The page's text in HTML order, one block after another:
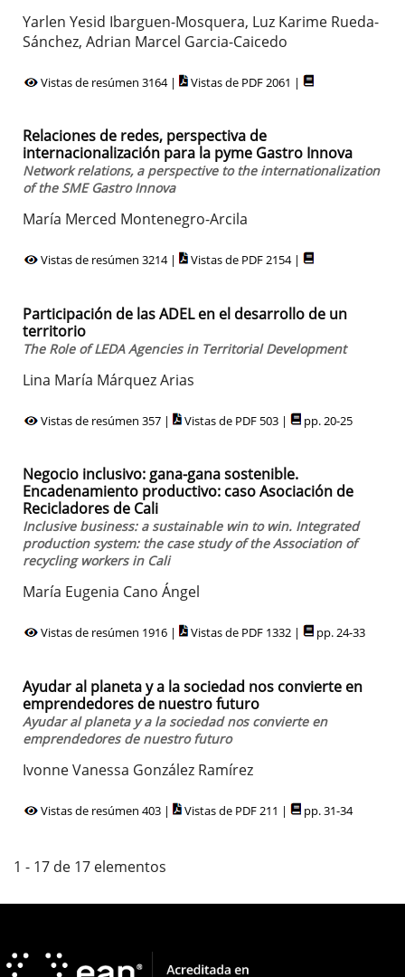
Yarlen Yesid Ibarguen-Mosquera, Luz Karime Rueda-
Sánchez, Adrian Marcel Garcia-Caicedo
Vistas de resúmen 3164 | Vistas de PDF 2061 |
Relaciones de redes, perspectiva de
internacionalización para la pyme Gastro Innova
Network relations, a perspective to the internationalization
of the SME Gastro Innova
María Merced Montenegro-Arcila
Vistas de resúmen 3214 | Vistas de PDF 2154 |
Participación de las ADEL en el desarrollo de un
territorio
The Role of LEDA Agencies in Territorial Development
Lina María Márquez Arias
Vistas de resúmen 357 | Vistas de PDF 503 | pp. 20-25
Negocio inclusivo: gana-gana sostenible.
Encadenamiento productivo: caso Asociación de
Recicladores de Cali
Inclusive business: a sustainable win to win. Integrated
production system: the case study of the Association of
recycling workers in Cali
María Eugenia Cano Ángel
Vistas de resúmen 1916 | Vistas de PDF 1332 | pp. 24-33
Ayudar al planeta y a la sociedad nos convierte en
emprendedores de nuestro futuro
Ayudar al planeta y a la sociedad nos convierte en
emprendedores de nuestro futuro
Ivonne Vanessa González Ramírez
Vistas de resúmen 403 | Vistas de PDF 211 | pp. 31-34
1 - 17 de 17 elementos